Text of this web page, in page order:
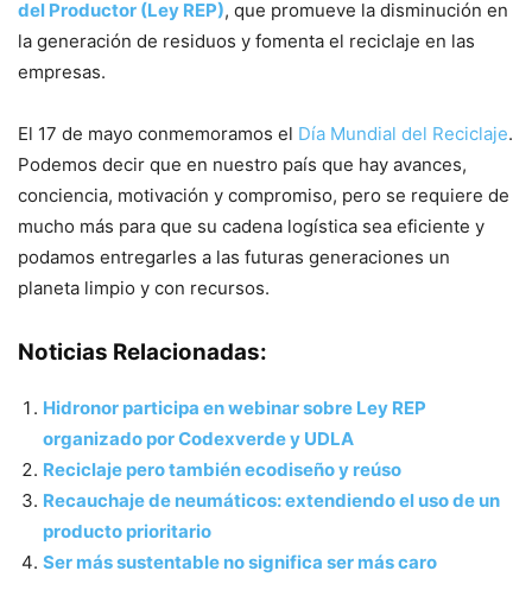
del Productor (Ley REP), que promueve la disminución en
la generación de residuos y fomenta el reciclaje en las
empresas.
El 17 de mayo conmemoramos el Día Mundial del Reciclaje.
Podemos decir que en nuestro país que hay avances,
conciencia, motivación y compromiso, pero se requiere de
mucho más para que su cadena logística sea eficiente y
podamos entregarles a las futuras generaciones un
planeta limpio y con recursos.
Noticias Relacionadas:
Hidronor participa en webinar sobre Ley REP
organizado por Codexverde y UDLA
Reciclaje pero también ecodiseño y reúso
Recauchaje de neumáticos: extendiendo el uso de un
producto prioritario
Ser más sustentable no significa ser más caro